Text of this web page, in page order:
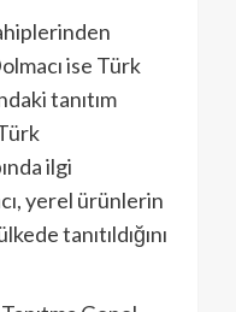
ise Türk
tanıtım
ilgi
yerel ürünlerin
tanıtıldığını